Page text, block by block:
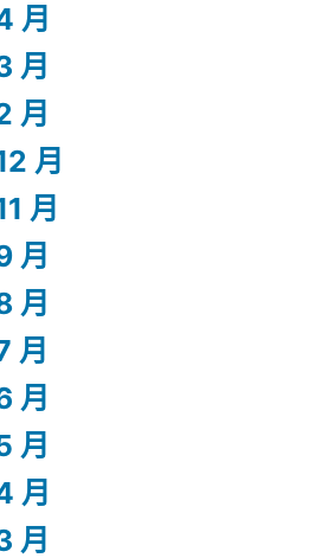
月
月
月
月
月
月
月
月
月
月
月
月